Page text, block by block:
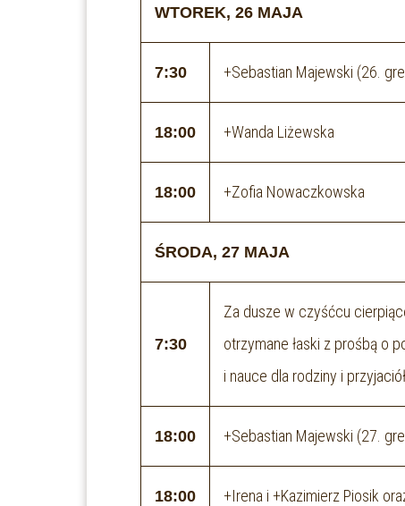
WTOREK, 26 MAJA
7:30 +Sebastian Majewski (26.
18:00 +Wanda Liżewska
18:00 +Zofia Nowaczkowska
ŚRODA, 27 MAJA
7:30
Za dusze w czyśćcu
otrzymane łaski z prośbą o
i nauce dla rodziny i przyjaciół
18:00 +Sebastian Majewski (27.
18:00 +Irena i +Kazimierz Piosik